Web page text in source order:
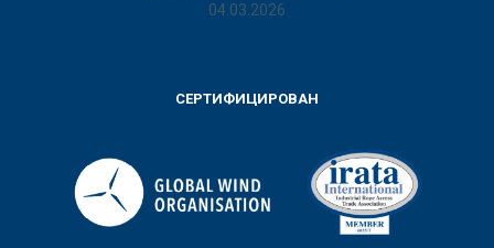
04.03.2026
СЕРТИФИЦИРОВАН